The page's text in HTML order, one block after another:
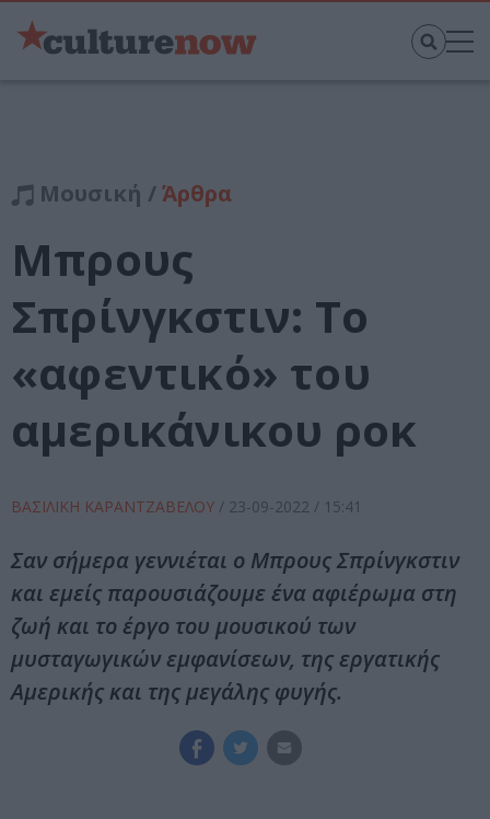
Μουσική /Άρθρα
Μπρους
Σπρίνγκστιν: Το
«αφεντικό» του
αμερικάνικου ροκ
ΒΑΣΙΛΙΚΗ ΚΑΡΑΝΤΖΑΒΕΛΟΥ / 23-09-2022 / 15:41
Σαν σήμερα γεννιέται ο Μπρους Σπρίνγκστιν
και εμείς παρουσιάζουμε ένα αφιέρωμα στη
ζωή και το έργο του μουσικού των
μυσταγωγικών εμφανίσεων, της εργατικής
Αμερικής και της μεγάλης φυγής.